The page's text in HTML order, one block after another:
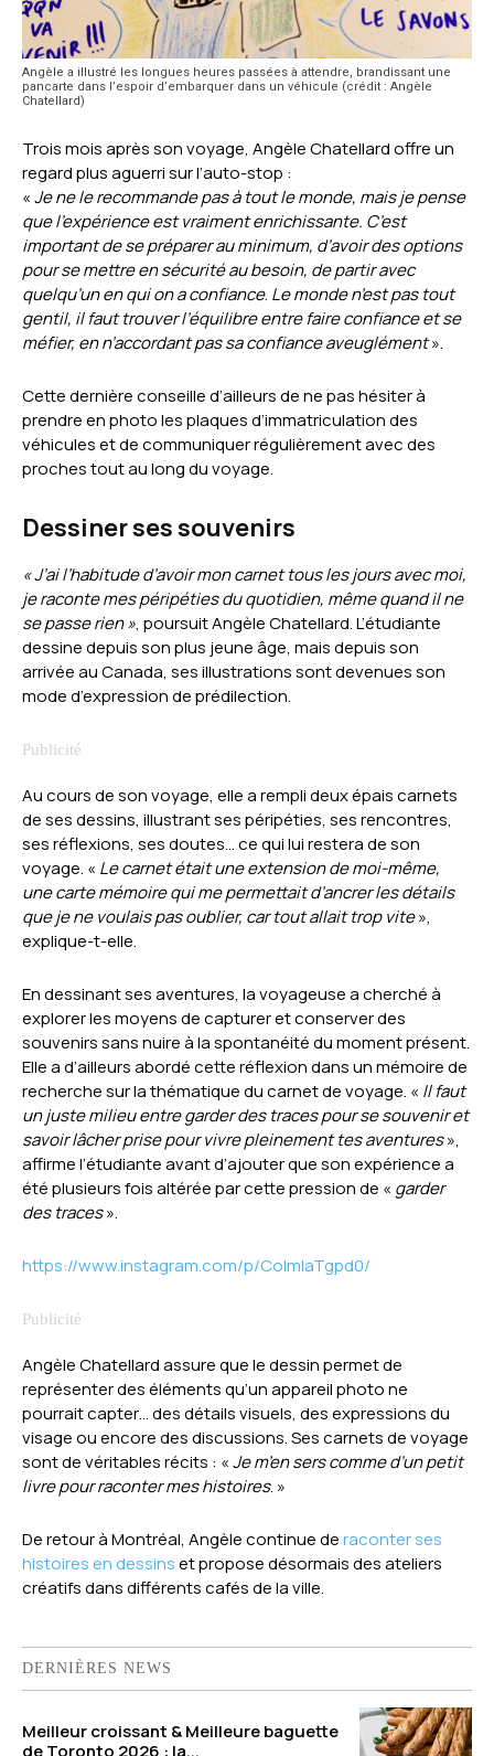
Angèle a illustré les longues heures passées à attendre, brandissant une
pancarte dans l’espoir d’embarquer dans un véhicule (crédit : Angèle
Chatellard)
Trois mois après son voyage, Angèle Chatellard offre un
regard plus aguerri sur l’auto-stop :
«Je ne le recommande pas à tout le monde, mais je pense
que l’expérience est vraiment enrichissante. C’est
important de se préparer au minimum, d’avoir des options
pour se mettre en sécurité au besoin, de partir avec
quelqu’un en qui on a confiance. Lemonde n’est pas tout
gentil, il faut trouver l’équilibre entre faire confiance et se
méfier, en n’accordant pas sa confiance aveuglément».
Cette dernière conseille d’ailleurs de ne pas hésiter à
prendre en photo les plaques d’immatriculation des
véhicules et de communiquer régulièrement avec des
proches tout au long du voyage.
Dessiner ses souvenirs
« J’ai l’habitude d’avoir mon carnet tous les jours avec moi,
je raconte mes péripéties du quotidien, même quand il ne
se passe rien », poursuit Angèle Chatellard. L’étudiante
dessine depuis son plus jeune âge, mais depuis son
arrivée au Canada, ses illustrations sont devenues son
mode d’expression de prédilection.
Au cours de son voyage, elle a rempli deux épais carnets
de ses dessins, illustrant ses péripéties, ses rencontres,
ses réflexions, ses doutes… ce qui lui restera de son
voyage. « Le carnet était une extension de moi-même,
une carte mémoire qui me permettait d’ancrer les détails
que je ne voulais pas oublier, car tout allait trop vite»,
explique-t-elle.
En dessinant ses aventures, la voyageuse a cherché à
explorer les moyens de capturer et conserver des
souvenirs sans nuire à la spontanéité du moment présent.
Elle a d’ailleurs abordé cette réflexion dans un mémoire de
recherche sur la thématique du carnet de voyage. « Il faut
un juste milieu entre garder des traces pour se souvenir et
savoir lâcher prise pour vivre pleinement tes aventures»,
affirme l’étudiante avant d’ajouter que son expérience a
été plusieurs fois altérée par cette pression de « garder
des traces».
https://www.instagram.com/p/CoImIaTgpd0/
Angèle Chatellard assure que le dessin permet de
représenter des éléments qu’un appareil photo ne
pourrait capter… des détails visuels, des expressions du
visage ou encore des discussions. Ses carnets de voyage
sont de véritables récits : «Je m’en sers comme d’un petit
livre pour raconter mes histoires. »
De retour à Montréal, Angèle continue deraconter ses
histoires en dessinset propose désormais des ateliers
créatifs dans différents cafés de la ville.
DERNIÈRES NEWS
Meilleur croissant & Meilleure baguette
de Toronto 2026 : la...